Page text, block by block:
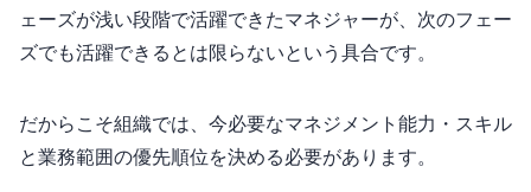
ェーズが浅い段階で活躍できたマネジャーが、次のフェー
ズでも活躍できるとは限らないという具合です。
だからこそ組織では、今必要なマネジメント能力・スキル
と業務範囲の優先順位を決める必要があります。